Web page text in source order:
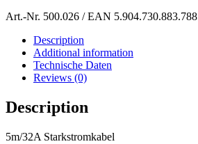
Art.-Nr. 500.026 / EAN 5.904.730.883.788
Description
Additional information
Technische Daten
Reviews (0)
Description
5m/32A Starkstromkabel